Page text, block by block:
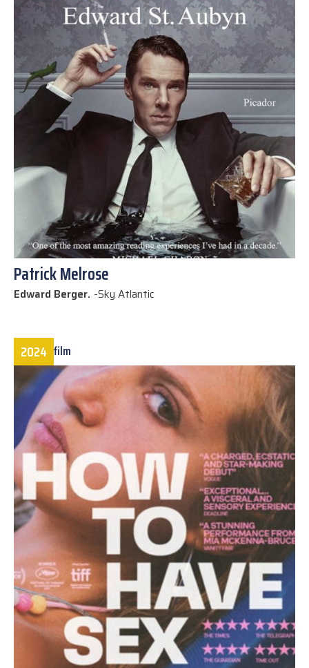
Patrick Melrose
Edward Berger. -Sky Atlantic
2024 film